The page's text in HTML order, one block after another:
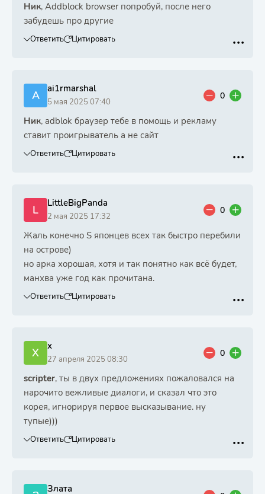
Ник, Addblock browser попробуй, после него
забудешь про другие
Ответить Цитировать
A ai1rmarshal
5 мая 2025 07:40
0
Ник, adblok браузер тебе в помощь и рекламу
ставит проигрыватель а не сайт
Ответить Цитировать
L LittleBigPanda
2 мая 2025 17:32
0
Жаль конечно S японцев всех так быстро перебили
на острове)
но арка хорошая, хотя и так понятно как всё будет,
манхва уже год как прочитана.
Ответить Цитировать
X x
27 апреля 2025 08:30
0
scripter, ты в двух предложениях пожаловался на
нарочито вежливые диалоги, и сказал что это
корея, игнорируя первое высказывание. ну
тупые)))
Ответить Цитировать
Злата